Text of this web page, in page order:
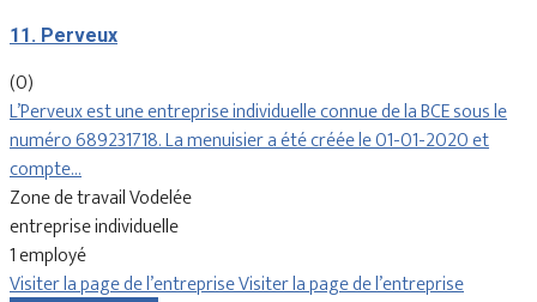
11. Perveux
(0)
L’Perveux est une entreprise individuelle connue de la BCE sous le
numéro 689231718. La menuisier a été créée le 01-01-2020 et
compte…
Zone de travail Vodelée
entreprise individuelle
1 employé
Visiter la page de l’entrepriseVisiter la page de l’entreprise